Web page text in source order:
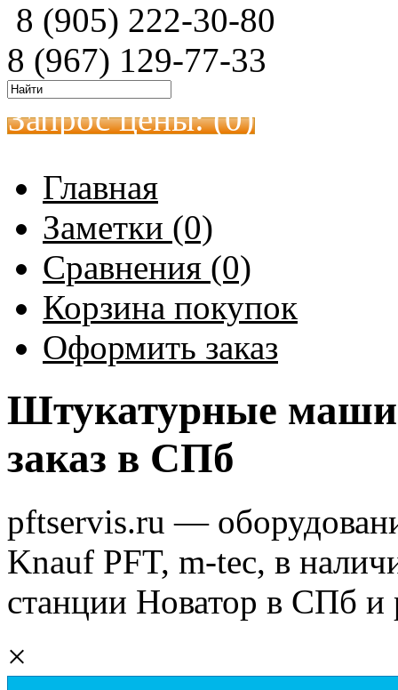
8 (905) 222-30-80
8 (967) 129-77-33
Запрос цены: (0)
Главная
Заметки (0)
Сравнения (0)
Корзина покупок
Оформить заказ
Штукатурные
заказ в СПб
pftservis.ru —
Knauf PFT, m-tec, в
станции Новатор в СПб и
×